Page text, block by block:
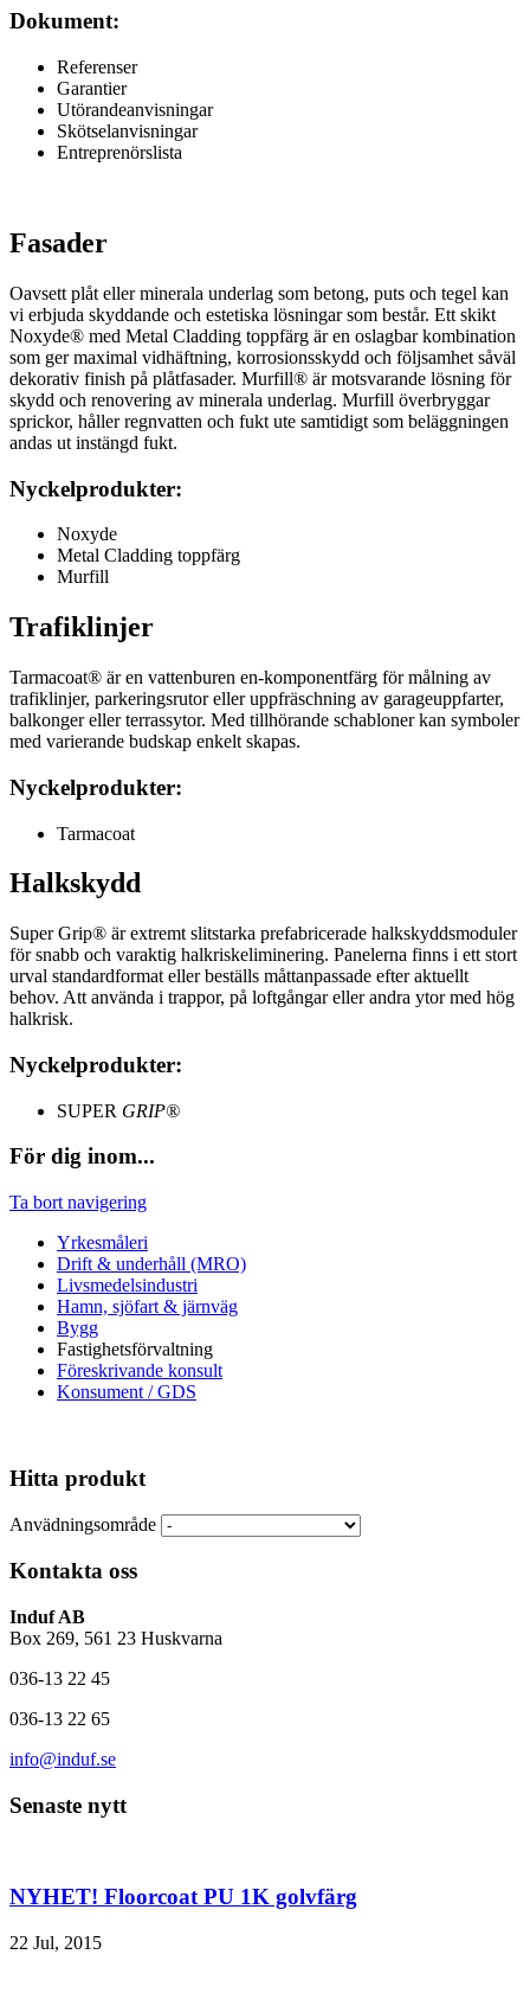
Dokument:
Referenser
Garantier
Utörandeanvisningar
Skötselanvisningar
Entreprenörslista
Fasader
Oavsett plåt eller minerala underlag som betong, puts och tegel kan
vi erbjuda skyddande och estetiska lösningar som består. Ett skikt
Noxyde® med Metal Cladding toppfärg är en oslagbar kombination
som ger maximal vidhäftning, korrosionsskydd och följsamhet såväl
dekorativ finish på plåtfasader. Murfill® är motsvarande lösning för
skydd och renovering av minerala underlag. Murfill överbryggar
sprickor, håller regnvatten och fukt ute samtidigt som beläggningen
andas ut instängd fukt.
Nyckelprodukter:
Noxyde
Metal Cladding toppfärg
Murfill
Trafiklinjer
Tarmacoat® är en vattenburen en-komponentfärg för målning av
trafiklinjer, parkeringsrutor eller uppfräschning av garageuppfarter,
balkonger eller terrassytor. Med tillhörande schabloner kan symboler
med varierande budskap enkelt skapas.
Nyckelprodukter:
Tarmacoat
Halkskydd
Super Grip® är extremt slitstarka prefabricerade halkskyddsmoduler
för snabb och varaktig halkriskeliminering. Panelerna finns i ett stort
urval standardformat eller beställs måttanpassade efter aktuellt
behov. Att använda i trappor, på loftgångar eller andra ytor med hög
halkrisk.
Nyckelprodukter:
SUPER GRIP®
För dig inom...
Ta bort navigering
Yrkesmåleri
Drift & underhåll (MRO)
Livsmedelsindustri
Hamn, sjöfart & järnväg
Bygg
Fastighetsförvaltning
Föreskrivande konsult
Konsument / GDS
Hitta produkt
Anvädningsområde
Kontakta oss
Induf AB
Box 269, 561 23 Huskvarna
036-13 22 45
036-13 22 65
info@induf.se
Senaste nytt
NYHET! Floorcoat PU 1K golvfärg
22 Jul, 2015